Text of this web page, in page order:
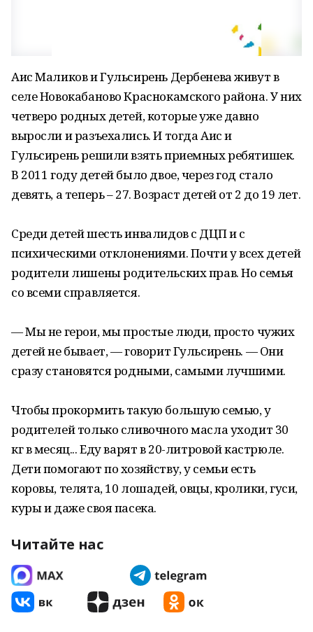
Аис Маликов и Гульсирень Дербенева живут в
селе Новокабаново Краснокамского района. У них
четверо родных детей, которые уже давно
выросли и разъехались. И тогда Аис и
Гульсирень решили взять приемных ребятишек.
В 2011 году детей было двое, через год стало
девять, а теперь – 27. Возраст детей от 2 до 19 лет.
Среди детей шесть инвалидов с ДЦП и с
психическими отклонениями. Почти у всех детей
родители лишены родительских прав. Но семья
со всеми справляется.
— Мы не герои, мы простые люди, просто чужих
детей не бывает, — говорит Гульсирень. — Они
сразу становятся родными, самыми лучшими.
Чтобы прокормить такую большую семью, у
родителей только сливочного масла уходит 30
кг в месяц... Еду варят в 20-литровой кастрюле.
Дети помогают по хозяйству, у семьи есть
коровы, телята, 10 лошадей, овцы, кролики, гуси,
куры и даже своя пасека.
Читайте нас